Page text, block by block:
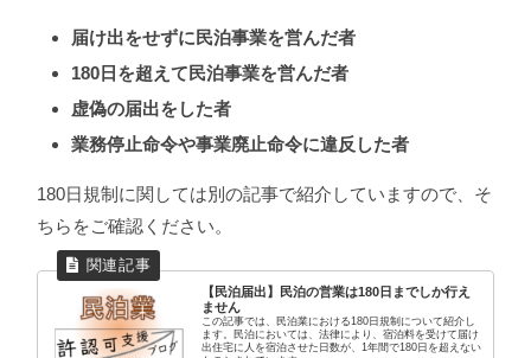
届け出をせずに民泊事業を営んだ者
180日を超えて民泊事業を営んだ者
虚偽の届出をした者
業務停止命令や事業廃止命令に違反した者
180日規制に関しては別の記事で紹介していますので、そ
ちらをご確認ください。
【民泊届出】民泊の営業は180日までしか行え
ません
この記事では、民泊業における180日規制について紹介し
ます。民泊においては、法律により、宿泊料を受けて届け
出住宅に人を宿泊させた日数が、1年間で180日を超えない